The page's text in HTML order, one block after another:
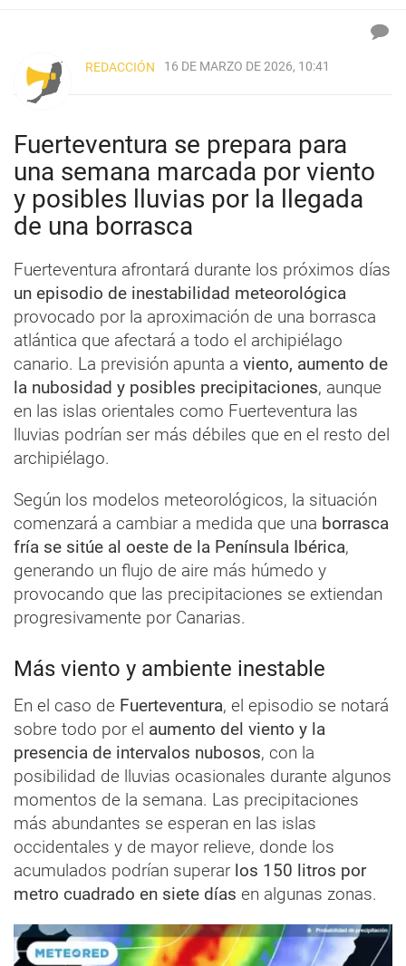
REDACCIÓN 16 DE MARZO DE 2026, 10:41
Fuerteventura se prepara para
una semana marcada por viento
y posibles lluvias por la llegada
de una borrasca
Fuerteventura afrontará durante los próximos días
un episodio de inestabilidad meteorológica
provocado por la aproximación de una borrasca
atlántica que afectará a todo el archipiélago
canario. La previsión apunta a viento, aumento de
la nubosidad y posibles precipitaciones, aunque
en las islas orientales como Fuerteventura las
lluvias podrían ser más débiles que en el resto del
archipiélago.
Según los modelos meteorológicos, la situación
comenzará a cambiar a medida que una borrasca
fría se sitúe al oeste de la Península Ibérica,
generando un flujo de aire más húmedo y
provocando que las precipitaciones se extiendan
progresivamente por Canarias.
Más viento y ambiente inestable
En el caso de Fuerteventura, el episodio se notará
sobre todo por el aumento del viento y la
presencia de intervalos nubosos, con la
posibilidad de lluvias ocasionales durante algunos
momentos de la semana. Las precipitaciones
más abundantes se esperan en las islas
occidentales y de mayor relieve, donde los
acumulados podrían superar los 150 litros por
metro cuadrado en siete días en algunas zonas.